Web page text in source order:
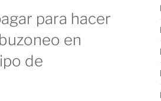
para hacer
en
de